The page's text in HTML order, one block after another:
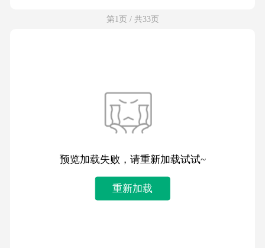
第1页 / 共33页
预览加载失败，请重新加载试试~
重新加载